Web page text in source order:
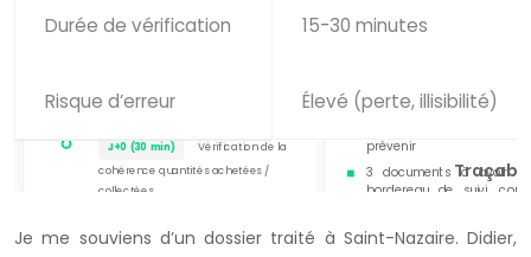
Durée de vérification 15-30 minutes
Risque d’erreur Élevé (perte, illisibilité)
Je me souviens d’un dossier traité à Saint-Nazaire. Didier,